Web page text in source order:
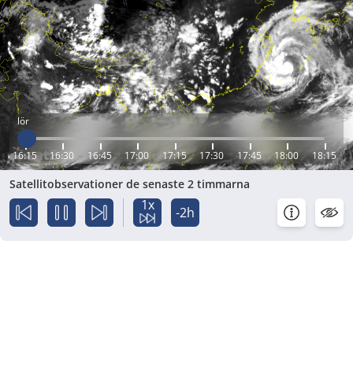
lör
16:15 16:30 16:45 17:00 17:15 17:30 17:45 18:00 18:15
Satellitobservationer de senaste 2 timmarna
1x -2h